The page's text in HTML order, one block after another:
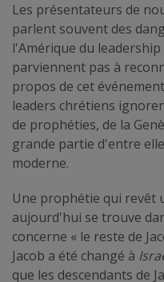
Les présentateurs de
parlent souvent des
l'Amérique du
parviennent pas à
propos de cet
leaders chrétiens
de prophéties, de la
grande partie d'entre
moderne.
Une prophétie qui revêt
aujourd'hui se trouve
concerne « le reste de
Jacob a été changé à
que les descendants de